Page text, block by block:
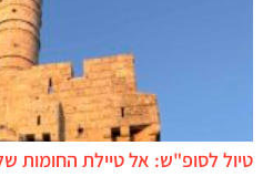
טיול לסופ"ש: אל טיילת החומות